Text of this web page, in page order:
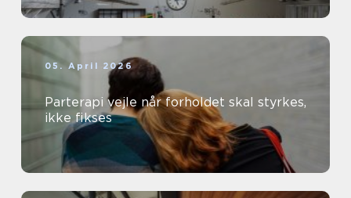
05. April 2026
Parterapi vejle når forholdet skal styrkes,
ikke fikses